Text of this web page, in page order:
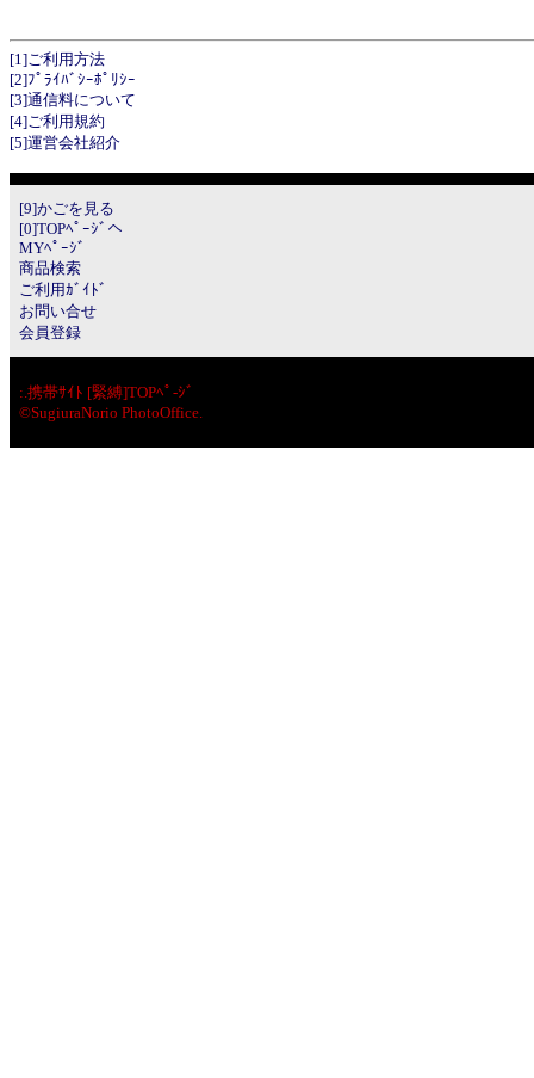
[1]ご利用方法
[2]ﾌﾟﾗｲﾊﾞｼｰﾎﾟﾘｼｰ
[3]通信料について
[4]ご利用規約
[5]運営会社紹介
[9]かごを見る
[0]TOPﾍﾟｰｼﾞへ
MYﾍﾟｰｼﾞ
商品検索
ご利用ｶﾞｲﾄﾞ
お問い合せ
会員登録
:.携帯ｻｲﾄ [緊縛]TOPﾍﾟ-ｼﾞ
©SugiuraNorio PhotoOffice.